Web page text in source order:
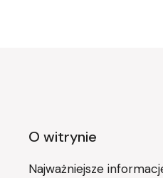
O witrynie
Najważniejsze